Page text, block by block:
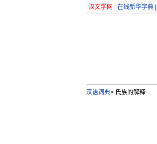
汉文学网 在线新华字典|
汉语词典>氏族的解释